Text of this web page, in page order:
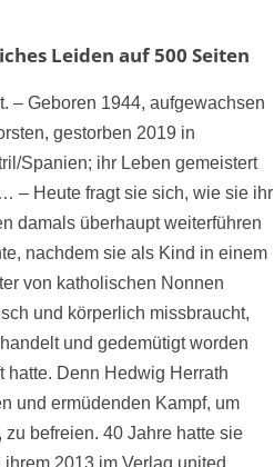
Leiden auf 500 Seiten
– Geboren 1944, aufgewachsen
gestorben 2019 in
Spanien; ihr Leben gemeistert
– Heute fragt sie sich, wie sie ihr
damals überhaupt weiterführen
nachdem sie als Kind in einem
von katholischen Nonnen
und körperlich missbraucht,
und gedemütigt worden
hatte. Denn Hedwig Herrath
und ermüdenden Kampf, um
befreien. 40 Jahre hatte sie